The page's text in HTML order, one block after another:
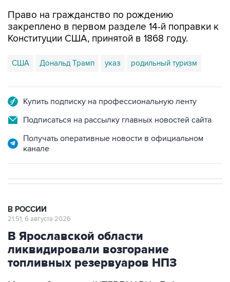
Право на гражданство по рождению
закреплено в первом разделе 14-й поправки к
Конституции США, принятой в 1868 году.
США Дональд Трамп указ родильный туризм
Купить подписку на профессиональную ленту
Подписаться на рассылку главных новостей сайта
Получать оперативные новости в официальном
канале
В РОССИИ
21:51, 6 августа 2026
В Ярославской области
ликвидировали возгорание
топливных резервуаров НПЗ